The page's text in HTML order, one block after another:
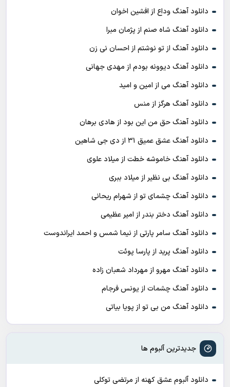
دانلود آهنگ وداع از افشين اخوان
دانلود آهنگ شاه صنم از پژمان مبرا
دانلود آهنگ از تو نوشتم از احسان نی زن
دانلود آهنگ دیوونه بودم از مهدی جهانی
دانلود آهنگ می از امین و امید
دانلود آهنگ هرگز از منس
دانلود آهنگ حق من این بود از هادی برهان
دانلود آهنگ عشق عمیق ۳۱ از دی جی شاهین
دانلود آهنگ خاموشه خطت از میلاد علوی
دانلود آهنگ بی نظیر از میلاد ببری
دانلود آهنگ چشمای تو از شهرام ریحانی
دانلود آهنگ دختر بندر از امیر عظیمی
دانلود آهنگ سامر پارتی از نیما شمس و احمد ایراندوست
دانلود آهنگ پرید از پارسا پوئت
دانلود آهنگ مهرو از مهرداد شعبان زاده
دانلود آهنگ چشمات از یونس فرجام
دانلود آهنگ من بی تو از پویا بیاتی
جدیدترین آلبوم ها
دانلود آلبوم عشق کهنه از مرتضی توکلی